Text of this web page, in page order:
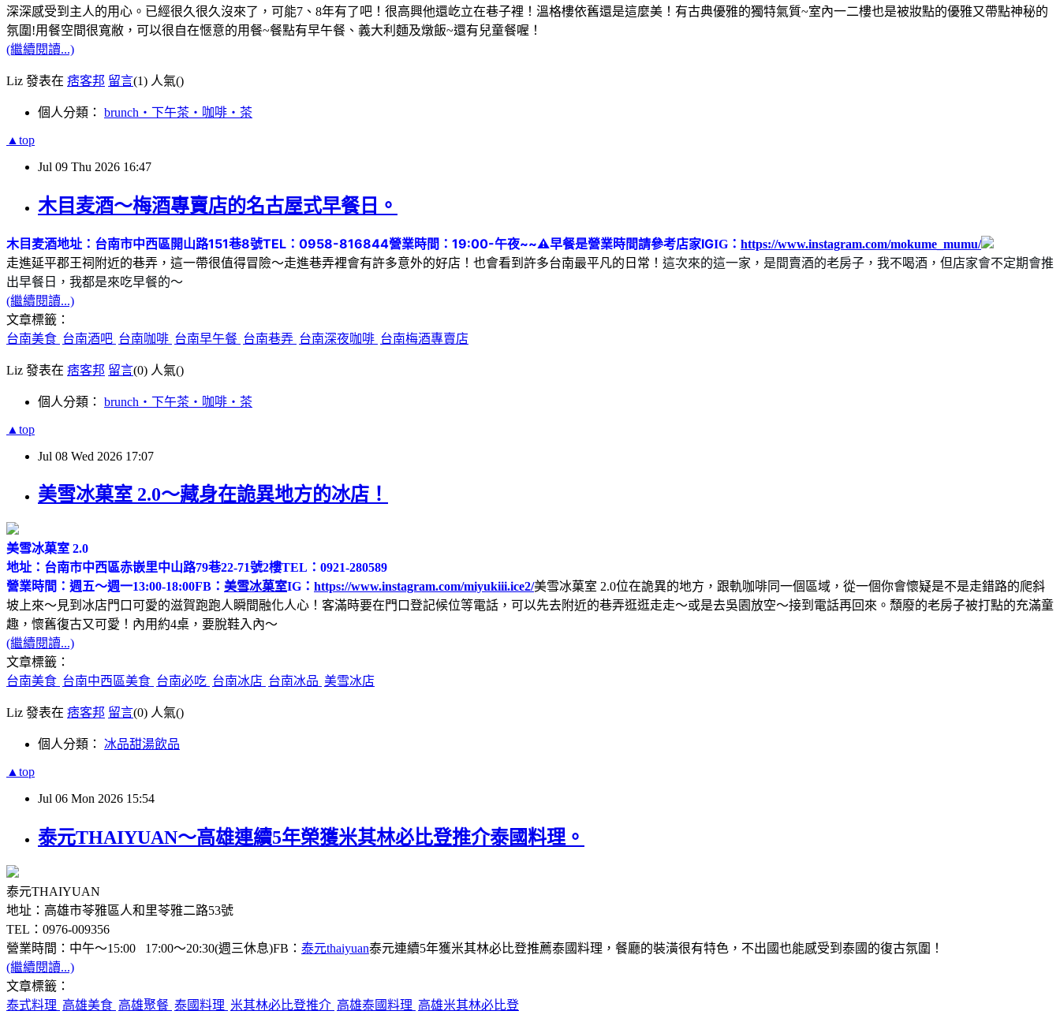
深深感受到主人的用心。已經很久很久沒來了，可能7、8年有了吧！很高興他還屹立在巷子裡！溫格樓依舊還是這麼美！有古典優雅的獨特氣質~室內一二樓也是被妝點的優雅又帶點神秘的
氛圍!用餐空間很寬敝，可以很自在愜意的用餐~餐點有早午餐、義大利麵及燉飯~還有兒童餐喔！
(繼續閱讀...)
Liz 發表在 痞客邦 留言(1) 人氣()
個人分類： brunch‧下午茶‧咖啡‧茶
▲top
Jul 09 Thu 2026 16:47
木目麦酒～梅酒專賣店的名古屋式早餐日。
木目麦酒地址：台南市中西區開山路151巷8號TEL：0958-816844營業時間：19:00-午夜~~⚠️早餐是營業時間請參考店家IGIG： https://www.instagram.com/mokume_mumu/
走進延平郡王祠附近的巷弄，這一帶很值得冒險～走進巷弄裡會有許多意外的好店！也會看到許多台南最平凡的日常！ 這次來的這一家，是間賣酒的老房子，我不喝酒，但店家會不定期會推
出早餐日，我都是來吃早餐的～
(繼續閱讀...)
文章標籤：
台南美食 台南酒吧 台南咖啡 台南早午餐 台南巷弄 台南深夜咖啡 台南梅酒專賣店
Liz 發表在 痞客邦 留言(0) 人氣()
個人分類： brunch‧下午茶‧咖啡‧茶
▲top
Jul 08 Wed 2026 17:07
美雪冰菓室 2.0～藏身在詭異地方的冰店！
美雪冰菓室 2.0
地址：台南市中西區赤嵌里中山路79巷22-71號2樓TEL：0921-280589
營業時間：週五～週一13:00-18:00FB： 美雪冰菓室IG： https://www.instagram.com/miyukiii.ice2/美雪冰菓室 2.0位在詭異的地方，跟軌咖啡同一個區域，從一個你會懷疑是不是走錯路的爬斜
坡上來～見到冰店門口可愛的滋賀跑跑人瞬間融化人心！客滿時要在門口登記候位等電話，可以先去附近的巷弄逛逛走走～或是去吳園放空～接到電話再回來。頹廢的老房子被打點的充滿童
趣，懷舊復古又可愛！內用約4桌，要脫鞋入內～
(繼續閱讀...)
文章標籤：
台南美食 台南中西區美食 台南必吃 台南冰店 台南冰品 美雪冰店
Liz 發表在 痞客邦 留言(0) 人氣()
個人分類： 冰品甜湯飲品
▲top
Jul 06 Mon 2026 15:54
泰元THAIYUAN～高雄連續5年榮獲米其林必比登推介泰國料理。
泰元THAIYUAN
地址：高雄市苓雅區人和里苓雅二路53號
TEL：0976-009356
營業時間：中午～15:00 17:00～20:30(週三休息)FB： 泰元thaiyuan泰元連續5年獲米其林必比登推薦泰國料理，餐廳的裝潢很有特色，不出國也能感受到泰國的復古氛圍！
(繼續閱讀...)
文章標籤：
泰式料理 高雄美食 高雄聚餐 泰國料理 米其林必比登推介 高雄泰國料理 高雄米其林必比登